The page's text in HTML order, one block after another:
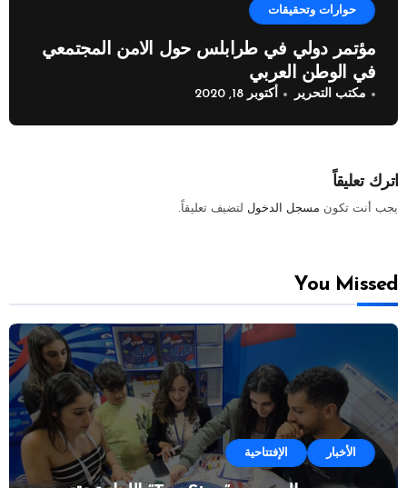
حوارات وتحقيقات
مؤتمر دولي في طرابلس حول الامن المجتمعي
في الوطن العربي
مكتب التحرير أكتوبر 18, 2020
اترك تعليقاً
يجب أنت تكون مسجل الدخول لتضيف تعليقاً.
You Missed
الأخبار الإفتتاحية